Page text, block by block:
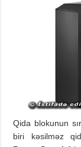
Qida blokunun
biri kəsilməz